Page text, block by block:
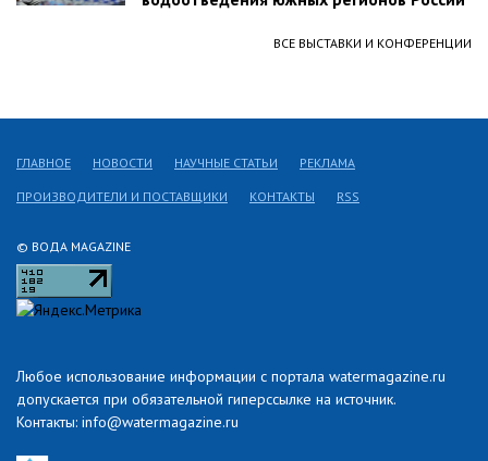
ВСЕ ВЫСТАВКИ И КОНФЕРЕНЦИИ
© ВОДА MAGAZINE
Любое использование информации с портала watermagazine.ru
допускается при обязательной гиперссылке на источник.
Контакты: info@watermagazine.ru
ГЛАВНОЕ НОВОСТИ НАУЧНЫЕ СТАТЬИ РЕКЛАМА
ПРОИЗВОДИТЕЛИ И ПОСТАВЩИКИ КОНТАКТЫ RSS